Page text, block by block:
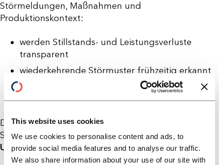
This website uses cookies
We use cookies to personalise content and ads, to
provide social media features and to analyse our traffic.
We also share information about your use of our site with
Störmeldungen, Maßnahmen und
Produktionskontext:
werden Stillstands- und Leistungsverluste
transparent
wiederkehrende Störmuster frühzeitig erkannt
Maßnahmen mit dem größten OEE-Hebel
priorisiert
Der Fokus verlagert sich von reaktiver
Störungsbeseitigung hin zu nachhaltiger
Ursacheneliminierung.